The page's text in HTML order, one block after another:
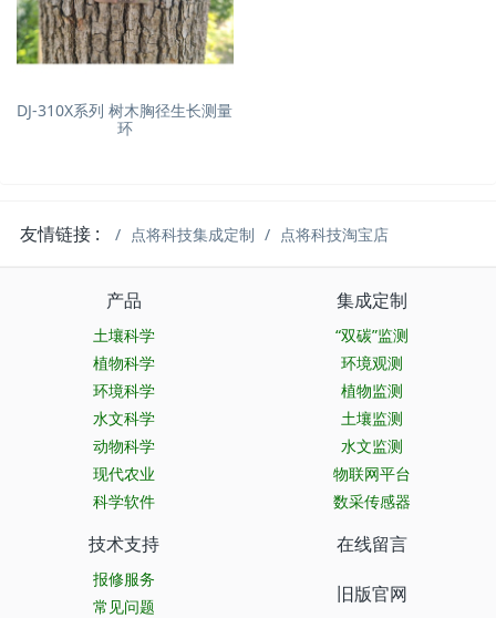
DJ-310X系列 树木胸径生长测量
环
友情链接 : 点将科技集成定制 点将科技淘宝店
产品
土壤科学
植物科学
环境科学
水文科学
动物科学
现代农业
科学软件
集成定制
“双碳”监测
环境观测
植物监测
土壤监测
水文监测
物联网平台
数采传感器
技术支持
报修服务
常见问题
在线留言
旧版官网